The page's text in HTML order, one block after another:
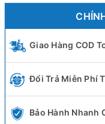
Giao Hàng COD
Đổi Trả Miễn Phí
Bảo Hành Nhanh